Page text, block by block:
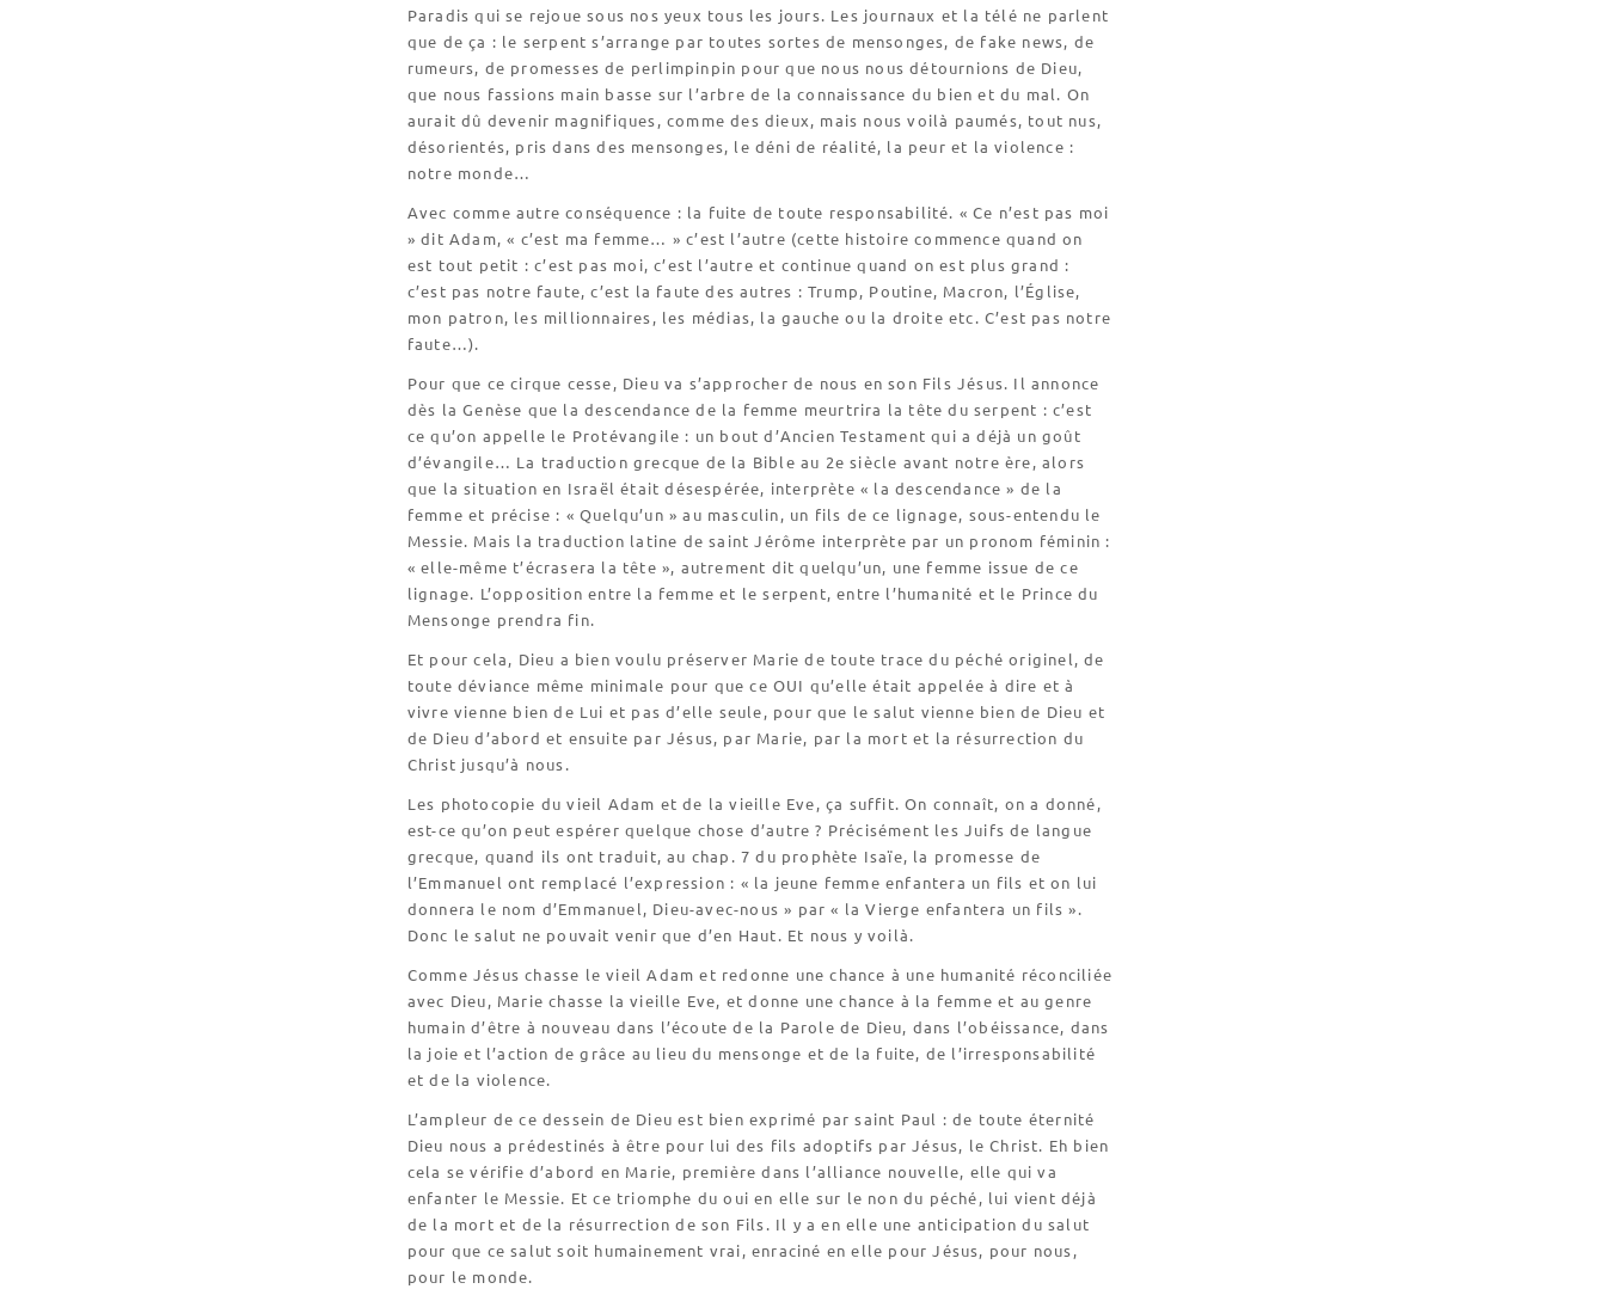
Paradis qui se rejoue sous nos yeux tous les jours. Les journaux et la télé ne parlent
que de ça : le serpent s’arrange par toutes sortes de mensonges, de fake news, de
rumeurs, de promesses de perlimpinpin pour que nous nous détournions de Dieu,
que nous fassions main basse sur l’arbre de la connaissance du bien et du mal. On
aurait dû devenir magnifiques, comme des dieux, mais nous voilà paumés, tout nus,
désorientés, pris dans des mensonges, le déni de réalité, la peur et la violence :
notre monde…
Avec comme autre conséquence : la fuite de toute responsabilité. « Ce n’est pas moi
» dit Adam, « c’est ma femme… » c’est l’autre (cette histoire commence quand on
est tout petit : c’est pas moi, c’est l’autre et continue quand on est plus grand :
c’est pas notre faute, c’est la faute des autres : Trump, Poutine, Macron, l’Église,
mon patron, les millionnaires, les médias, la gauche ou la droite etc. C’est pas notre
faute…).
Pour que ce cirque cesse, Dieu va s’approcher de nous en son Fils Jésus. Il annonce
dès la Genèse que la descendance de la femme meurtrira la tête du serpent : c’est
ce qu’on appelle le Protévangile : un bout d’Ancien Testament qui a déjà un goût
d’évangile… La traduction grecque de la Bible au 2e siècle avant notre ère, alors
que la situation en Israël était désespérée, interprète « la descendance » de la
femme et précise : « Quelqu’un » au masculin, un fils de ce lignage, sous-entendu le
Messie. Mais la traduction latine de saint Jérôme interprète par un pronom féminin :
« elle-même t’écrasera la tête », autrement dit quelqu’un, une femme issue de ce
lignage. L’opposition entre la femme et le serpent, entre l’humanité et le Prince du
Mensonge prendra fin.
Et pour cela, Dieu a bien voulu préserver Marie de toute trace du péché originel, de
toute déviance même minimale pour que ce OUI qu’elle était appelée à dire et à
vivre vienne bien de Lui et pas d’elle seule, pour que le salut vienne bien de Dieu et
de Dieu d’abord et ensuite par Jésus, par Marie, par la mort et la résurrection du
Christ jusqu’à nous.
Les photocopie du vieil Adam et de la vieille Eve, ça suffit. On connaît, on a donné,
est-ce qu’on peut espérer quelque chose d’autre ? Précisément les Juifs de langue
grecque, quand ils ont traduit, au chap. 7 du prophète Isaïe, la promesse de
l’Emmanuel ont remplacé l’expression : « la jeune femme enfantera un fils et on lui
donnera le nom d’Emmanuel, Dieu-avec-nous » par « la Vierge enfantera un fils ».
Donc le salut ne pouvait venir que d’en Haut. Et nous y voilà.
Comme Jésus chasse le vieil Adam et redonne une chance à une humanité réconciliée
avec Dieu, Marie chasse la vieille Eve, et donne une chance à la femme et au genre
humain d’être à nouveau dans l’écoute de la Parole de Dieu, dans l’obéissance, dans
la joie et l’action de grâce au lieu du mensonge et de la fuite, de l’irresponsabilité
et de la violence.
L’ampleur de ce dessein de Dieu est bien exprimé par saint Paul : de toute éternité
Dieu nous a prédestinés à être pour lui des fils adoptifs par Jésus, le Christ. Eh bien
cela se vérifie d’abord en Marie, première dans l’alliance nouvelle, elle qui va
enfanter le Messie. Et ce triomphe du oui en elle sur le non du péché, lui vient déjà
de la mort et de la résurrection de son Fils. Il y a en elle une anticipation du salut
pour que ce salut soit humainement vrai, enraciné en elle pour Jésus, pour nous,
pour le monde.